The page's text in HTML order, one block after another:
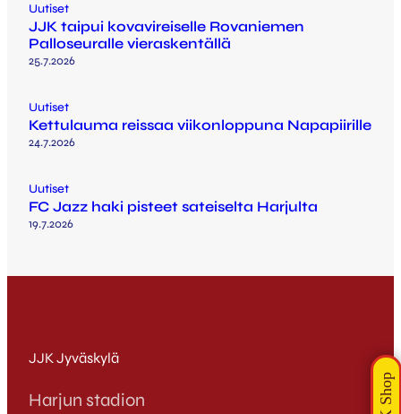
Uutiset
JJK taipui kovavireiselle Rovaniemen
Palloseuralle vieraskentällä
25.7.2026
Uutiset
Kettulauma reissaa viikonloppuna Napapiirille
24.7.2026
Uutiset
FC Jazz haki pisteet sateiselta Harjulta
19.7.2026
JJK Jyväskylä
Harjun stadion